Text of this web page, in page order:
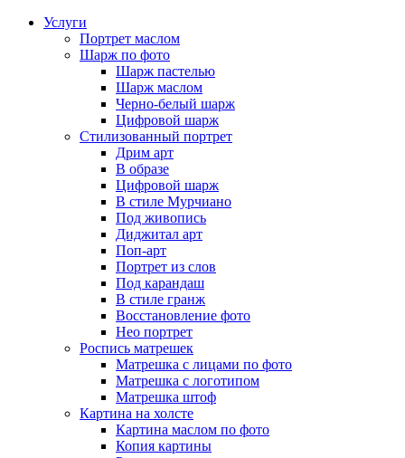
Услуги
Портрет маслом
Шарж по фото
Шарж пастелью
Шарж маслом
Черно-белый шарж
Цифровой шарж
Стилизованный портрет
Дрим арт
В образе
Цифровой шарж
В стиле Мурчиано
Под живопись
Диджитал арт
Поп-арт
Портрет из слов
Под карандаш
В стиле гранж
Восстановление фото
Нео портрет
Роспись матрешек
Матрешка с лицами по фото
Матрешка с логотипом
Матрешка штоф
Картина на холсте
Картина маслом по фото
Копия картины